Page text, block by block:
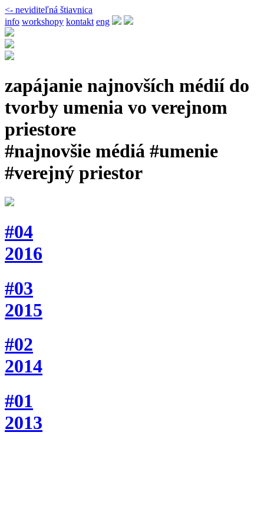
<- neviditeľná štiavnica
info workshopy kontakt eng
zapájanie najnovších médií do
tvorby umenia vo verejnom
priestore
#najnovšie médiá #umenie
#verejný priestor
#04
2016
#03
2015
#02
2014
#01
2013